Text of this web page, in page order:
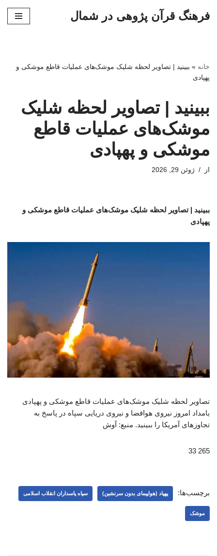
فرهنگ قرآن پژوهی در شمال
خانه » ببینید | تصاویر لحظه شلیک موشک‌های عملیات قاطع موشکی و
پهپادی
ببینید | تصاویر لحظه شلیک
موشک‌های عملیات قاطع
موشکی و پهپادی
از ژوئن 29, 2026
ببینید | تصاویر لحظه شلیک موشک‌های عملیات قاطع موشکی و
پهپادی
تصاویر لحظه شلیک موشک‌های عملیات قاطع موشکی و پهپادی
بامداد امروز نیروی هوافضا و نیروی دریایی سپاه در پاسخ به
تجاوزهای آمریکا را ببینید. منبع: آوش
265 33
برچسب‌ها: پهپاد (هواپیمای بدون سرنشین) سپاه پاسداران انقلاب اسلامی
موشک